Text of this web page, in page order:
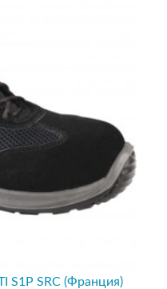
S1P SRC (Франция)